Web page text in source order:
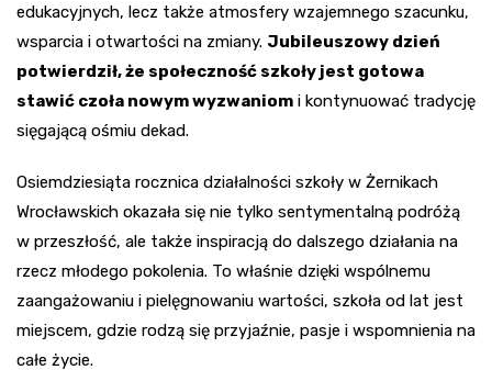
edukacyjnych, lecz także atmosfery wzajemnego szacunku,
wsparcia i otwartości na zmiany. Jubileuszowy dzień
potwierdził, że społeczność szkoły jest gotowa
stawić czoła nowym wyzwaniom i kontynuować tradycję
sięgającą ośmiu dekad.
Osiemdziesiąta rocznica działalności szkoły w Żernikach
Wrocławskich okazała się nie tylko sentymentalną podróżą
w przeszłość, ale także inspiracją do dalszego działania na
rzecz młodego pokolenia. To właśnie dzięki wspólnemu
zaangażowaniu i pielęgnowaniu wartości, szkoła od lat jest
miejscem, gdzie rodzą się przyjaźnie, pasje i wspomnienia na
całe życie.